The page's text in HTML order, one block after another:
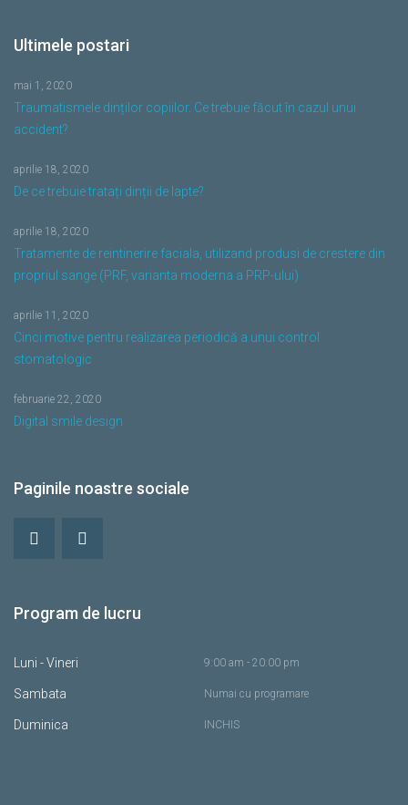
Ultimele postari
Traumatismele dinților copiilor. Ce trebuie făcut în cazul unui
accident?
mai 1, 2020
De ce trebuie tratați dinții de lapte?
aprilie 18, 2020
Tratamente de reintinerire faciala, utilizand produsi de crestere din
propriul sange (PRF, varianta moderna a PRP-ului)
aprilie 18, 2020
Cinci motive pentru realizarea periodică a unui control
stomatologic
aprilie 11, 2020
Digital smile design
februarie 22, 2020
Paginile noastre sociale
Program de lucru
Luni - Vineri 9:00 am - 20:00 pm
Sambata Numai cu programare
Duminica INCHIS